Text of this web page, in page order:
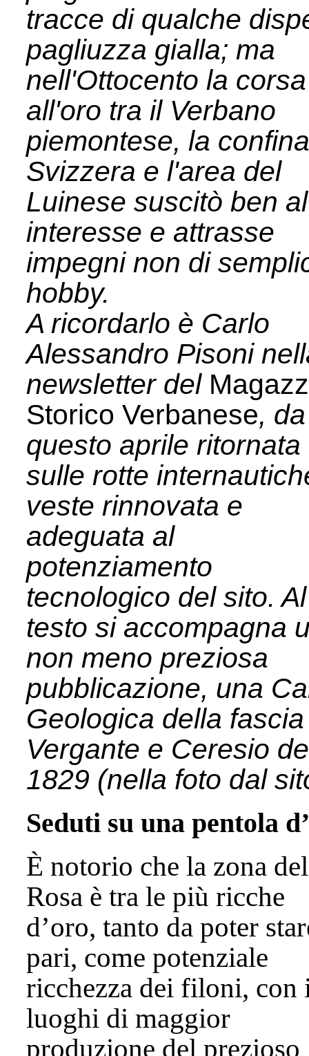
tracce di qualche
pagliuzza gialla; ma
nell'Ottocento la corsa
all'oro tra il Verbano
piemontese, la
Svizzera e l'area del
Luinese suscitò ben
interesse e attrasse
impegni non di
hobby.
A ricordarlo è Carlo
Alessandro Pisoni
newsletter del
Storico Verbanese, da
questo aprile ritornata
sulle rotte
veste rinnovata e
adeguata al
potenziamento
tecnologico del sito. Al
testo si accompagna
non meno preziosa
pubblicazione, una
Geologica della
Vergante e Ceresio
1829 (nella foto dal
Seduti su una pentola
È notorio che la zona del
Rosa è tra le più ricche
d’oro, tanto da poter
pari, come potenziale
ricchezza dei filoni, con
luoghi di maggior
produzione del prezioso